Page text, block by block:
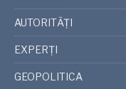
AUTORITĂȚI
EXPERȚI
GEOPOLITICA